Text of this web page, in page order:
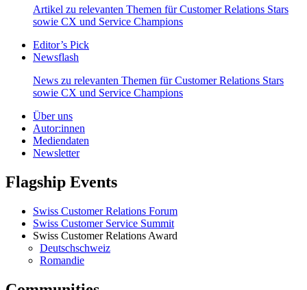
Artikel zu relevanten Themen für Customer Relations Stars
sowie CX und Service Champions
Editor’s Pick
Newsflash
News zu relevanten Themen für Customer Relations Stars
sowie CX und Service Champions
Über uns
Autor:innen
Mediendaten
Newsletter
Flagship Events
Swiss Customer Relations Forum
Swiss Customer Service Summit
Swiss Customer Relations Award
Deutschschweiz
Romandie